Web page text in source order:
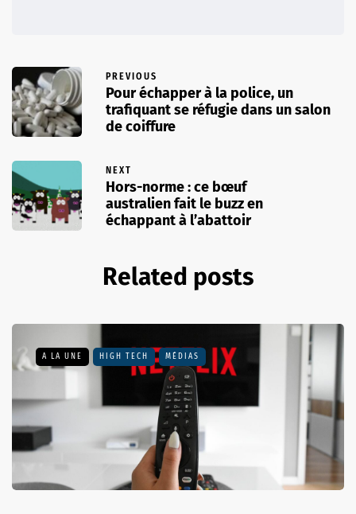
PREVIOUS
Pour échapper à la police, un
trafiquant se réfugie dans un salon
de coiffure
NEXT
Hors-norme : ce bœuf
australien fait le buzz en
échappant à l’abattoir
Related posts
A LA UNE HIGH TECH MÉDIAS